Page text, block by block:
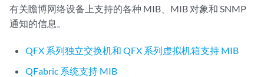
有关瞻博网络设备上支持的各种 MIB、MIB 对象和 SNMP
通知的信息。
QFX 系列独立交换机和 QFX 系列虚拟机箱支持 MIB
QFabric 系统支持 MIB